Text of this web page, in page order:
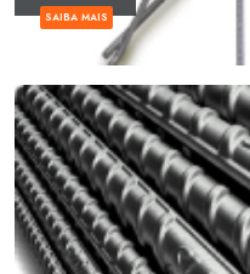
SAIBA MAIS